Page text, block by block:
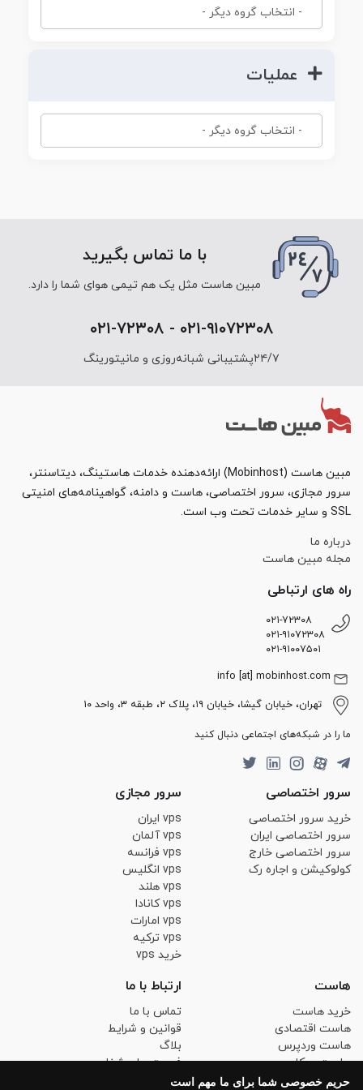
حریم خصوصی شما برای ما مهم است
عملیات
با ما تماس بگیرید
مبین هاست مثل یک هم تیمی هوای شما را دارد.
۰۲۱-۹۱۰۷۲۳۰۸ - ۰۲۱-۷۲۳۰۸
۲۴/۷پشتیبانی شبانه‌روزی و مانیتورینگ
مبین هاست (Mobinhost) ارائه‌دهنده خدمات هاستینگ، دیتاسنتر،
سرور مجازی، سرور اختصاصی، هاست و دامنه، گواهینامه‌های امنیتی
SSL و سایر خدمات تحت وب است.
درباره ما
مجله مبین هاست
راه های ارتباطی
۰۲۱-۷۲۳۰۸
۰۲۱-۹۱۰۷۲۳۰۸
۰۲۱-۹۱۰۰۷۵۰۱
info [at] mobinhost.com
تهران، خیابان گیشا، خیابان ۱۹، پلاک ۲، طبقه ۳، واحد ۱۰
ما را در شبکه‌های اجتماعی دنبال کنید
سرور اختصاصی
خرید سرور اختصاصی
سرور اختصاصی ایران
سرور اختصاصی خارج
کولوکیشن و اجاره رک
سرور مجازی
vps ایران
vps آلمان
vps فرانسه
vps انگلیس
vps هلند
vps کانادا
vps امارات
vps ترکیه
خرید vps
هاست
خرید هاست
هاست اقتصادی
هاست وردپرس
هاست ووکامرس
هاست لینوکس حرفه ای
ارتباط با ما
تماس با ما
قوانین و شرایط
بلاگ
فرصت های شغلی
حریم خصوصی